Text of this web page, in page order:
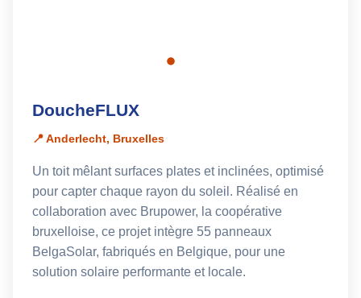
DoucheFLUX
📍 Anderlecht, Bruxelles
Un toit mêlant surfaces plates et inclinées, optimisé
pour capter chaque rayon du soleil. Réalisé en
collaboration avec Brupower, la coopérative
bruxelloise, ce projet intègre 55 panneaux
BelgaSolar, fabriqués en Belgique, pour une
solution solaire performante et locale.